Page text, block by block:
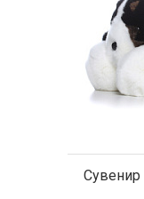
Сувенир